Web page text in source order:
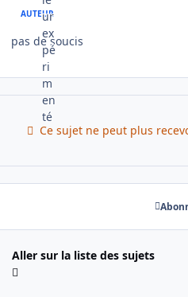
AUTEUR
pas de soucis
Ce sujet ne peut plus
Aller sur la liste des sujets